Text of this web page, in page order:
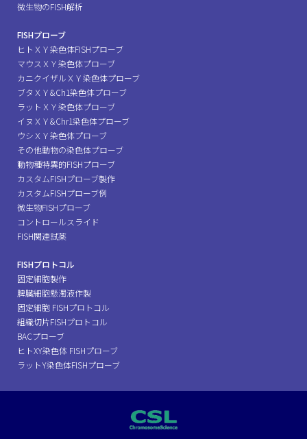
微生物のFISH解析
FISHプローブ
ヒトＸＹ染色体FISHプローブ
マウスＸＹ染色体プローブ
カニクイザルＸＹ染色体プローブ
ブタＸＹ&Ch1染色体プローブ
ラットＸＹ染色体プローブ
イヌＸＹ&Chr1染色体プローブ
ウシＸＹ染色体プローブ
その他動物の染色体プローブ
動物種特異的FISHプローブ
カスタムFISHプローブ製作
カスタムFISHプローブ例
微生物FISHプローブ
コントロールスライド
FISH関連試薬
FISHプロトコル
固定細胞製作
脾臓細胞懸濁液作製
固定細胞 FISHプロトコル
組織切片FISHプロトコル
BACプローブ
ヒトXY染色体 FISHプローブ
ラットY染色体FISHプローブ